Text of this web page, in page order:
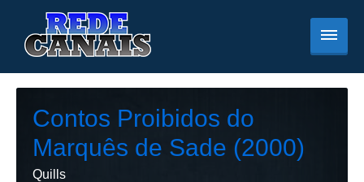
Contos Proibidos do
Marquês de Sade (2000)
Quills